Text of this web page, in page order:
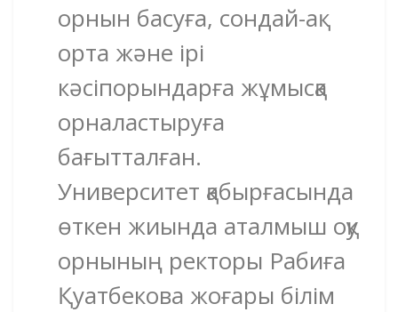
орнын басуға, сондай-ақ
орта және ірі
кәсіпорындарға жұмысқа
орналастыруға
бағытталған.
Университет қабырғасында
өткен жиында аталмыш оқу
орнының ректоры Рабиға
Қуатбекова жоғары білім